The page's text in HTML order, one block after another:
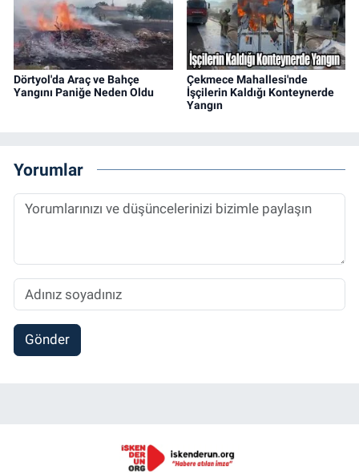
Dörtyol'da Araç ve Bahçe
Yangını Paniğe Neden Oldu
Çekmece Mahallesi'nde
İşçilerin Kaldığı Konteynerde
Yangın
Yorumlar
Gönder